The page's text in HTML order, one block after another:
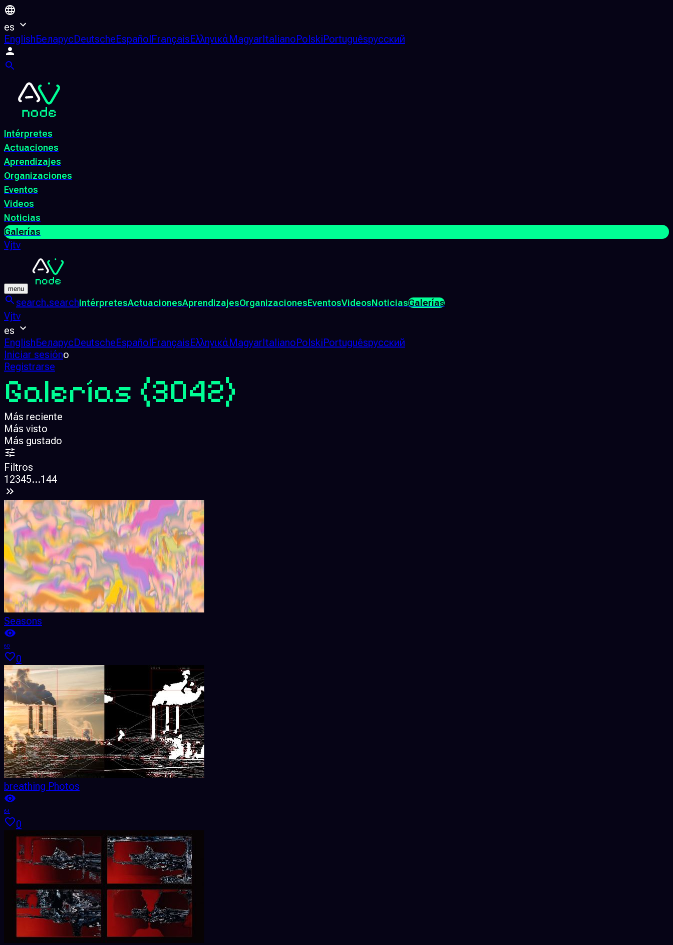
es
EnglishБеларусDeutscheEspañolFrançaisΕλληνικάMagyarItalianoPolskiPortuguêsрусский
Intérpretes
Actuaciones
Aprendizajes
Organizaciones
Eventos
Videos
Noticias
Galerías
Vjtv
menu
search.searchIntérpretesActuacionesAprendizajesOrganizacionesEventosVideosNoticiasGalerías
Vjtv
es
EnglishБеларусDeutscheEspañolFrançaisΕλληνικάMagyarItalianoPolskiPortuguêsрусский
Iniciar sesióno
Registrarse
Galerías (3042)
Más reciente
Más visto
Más gustado
Filtros
1 2345...144
Seasons
60
0
breathing Photos
64
0